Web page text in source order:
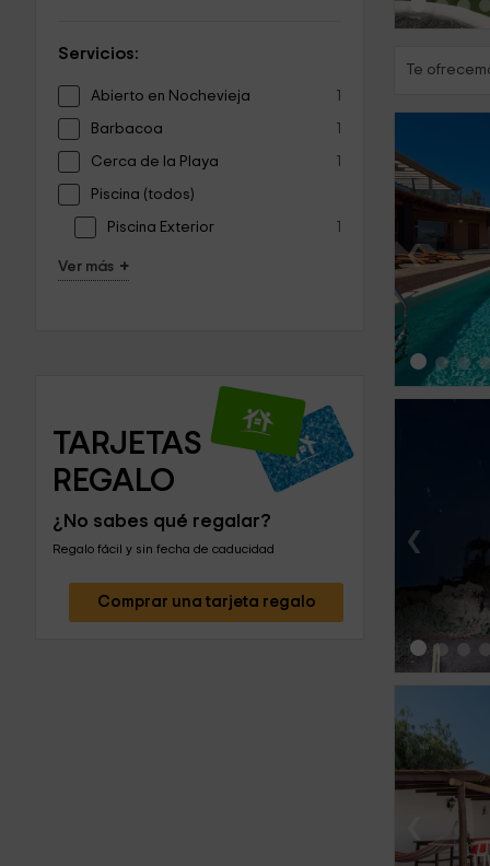
Servicios:
Abierto en Nochevieja 1
Barbacoa 1
Cerca de la Playa 1
Piscina (todos)
Piscina Exterior 1
Ver más +
TARJETAS
REGALO
¿No sabes qué regalar?
Regalo fácil y sin fecha de caducidad
Comprar una tarjeta regalo
Te
‹
‹
‹